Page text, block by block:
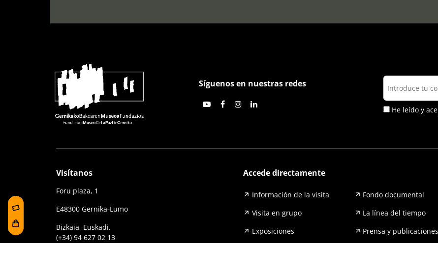
Síguenos en nuestras redes
He leído y
Visítanos
Foru plaza, 1
E48300 Gernika-Lumo
Bizkaia, Euskadi.
(+34) 94 627 02 13
Accede directamente
Información de la visita
Fondo documental
Visita en grupo
La línea del tiempo
Exposiciones
Prensa y publicaciones